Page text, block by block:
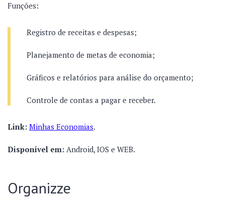
Funções:
Registro de receitas e despesas;
Planejamento de metas de economia;
Gráficos e relatórios para análise do orçamento;
Controle de contas a pagar e receber.
Link: Minhas Economias.
Disponível em: Android, IOS e WEB.
Organizze